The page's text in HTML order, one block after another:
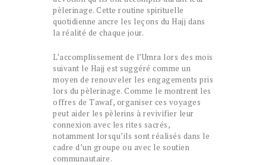
pèlerinage. Cette routine spirituelle
quotidienne ancre les leçons du Hajj dans
la réalité de chaque jour.
L’accomplissement de l’Umra lors des mois
suivant le Hajj est suggéré comme un
moyen de renouveler les engagements pris
lors du pèlerinage. Comme le montrent les
offres de Tawaf, organiser ces voyages
peut aider les pèlerins à revivifier leur
connexion avec les rites sacrés,
notamment lorsqu’ils sont réalisés dans le
cadre d’un groupe ou avec le soutien
communautaire.